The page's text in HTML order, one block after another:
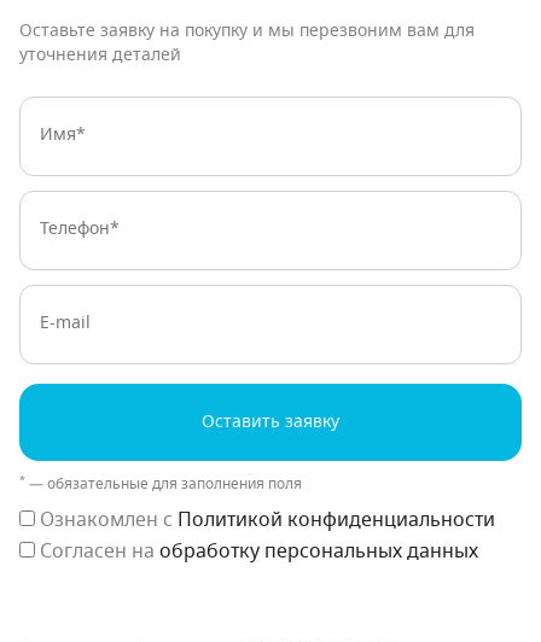
Оставьте заявку на покупку и мы перезвоним вам для
уточнения деталей
Имя:
Телефон:
E-mail
Оставить заявку
* — обязательные для заполнения поля
Ознакомлен с
Политикой конфиденциальности
Согласен на обработку персональных данных